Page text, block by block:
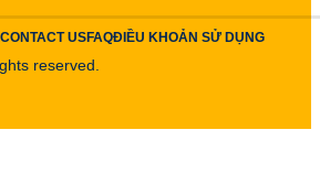
CONTACT USFAQĐIỀU KHOẢN SỬ DỤNG
reserved.